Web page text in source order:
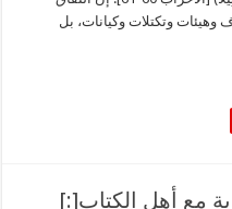
وهيئات وتكتلات وكيانات، بل